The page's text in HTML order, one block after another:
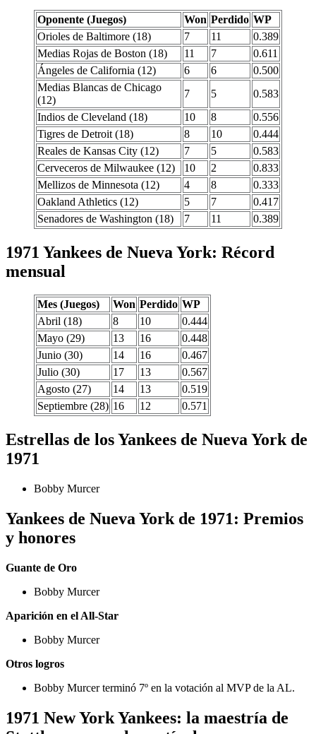
Oponente (Juegos) Won Perdido WP
Orioles de Baltimore (18)
7 11
0.389
Medias Rojas de Boston (18)
11 7
0.611
Ángeles de California (12)
6 6
0.500
Medias Blancas de Chicago
(12)
7 5
0.583
Indios de Cleveland (18)
10 8
0.556
Tigres de Detroit (18)
8 10
0.444
Reales de Kansas City (12)
7 5
0.583
Cerveceros de Milwaukee (12)
10 2
0.833
Mellizos de Minnesota (12)
4 8
0.333
Oakland Athletics (12)
5 7
0.417
Senadores de Washington (18)
7 11 0.389
1971 Yankees de Nueva York: Récord
mensual
Mes (Juegos) Won Perdido WP
Abril (18)
8 10
0.444
Mayo (29)
13 16
0.448
Junio (30)
14 16
0.467
Julio (30)
17 13
0.567
Agosto (27)
14 13
0.519
Septiembre (28) 16 12 0.571
Estrellas de los Yankees de Nueva York de
1971
Bobby Murcer
Yankees de Nueva York de 1971: Premios
y honores
Guante de Oro
Bobby Murcer
Aparición en el All-Star
Bobby Murcer
Otros logros
Bobby Murcer terminó 7º en la votación al MVP de la AL.
1971 New York Yankees: la maestría de